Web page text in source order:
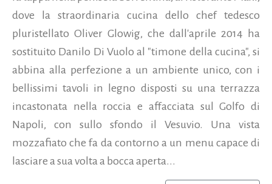
dove la straordinaria cucina dello chef tedesco
pluristellato Oliver Glowig, che dall'aprile 2014 ha
sostituito Danilo Di Vuolo al "timone della cucina", si
abbina alla perfezione a un ambiente unico, con i
bellissimi tavoli in legno disposti su una terrazza
incastonata nella roccia e affacciata sul Golfo di
Napoli, con sullo sfondo il Vesuvio. Una vista
mozzafiato che fa da contorno a un menu capace di
lasciare a sua volta a bocca aperta...